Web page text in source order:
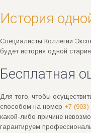
История
Специалисты Коллегии
будет история одной
Бесплатная
Для того, чтобы
способом на номер +7 (903)
какой-либо причине
гарантируем